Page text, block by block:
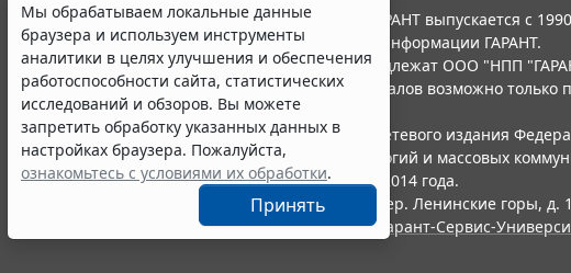
Мы обрабатываем локальные данные
браузера и используем инструменты
аналитики в целях улучшения и обеспечения
работоспособности сайта, статистических
исследований и обзоров. Вы можете
запретить обработку указанных данных в
настройках браузера. Пожалуйста,
ознакомьтесь с условиями их обработки.
Принять
© ООО "НПП "ГАРАНТ-СЕРВИС", 2026. Система ГАРАНТ выпускается с
участниками Российской ассоциации правовой информации ГАРАНТ.
Все права на материалы сайта ГАРАНТ.РУ принадлежат ООО "НПП
Полное или частичное воспроизведение материалов возможно
Правила использования портала.
Портал ГАРАНТ.РУ зарегистрирован в качестве сетевого издания
надзору в сфере связи,информационных технологий и массовых
(Роскомнадзором), Эл № ФС77-58365 от 18 июня 2014 года.
ООО "НПП "ГАРАНТ-СЕРВИС", 119234, г. Москва, тер. Ленинские горы, д.
Разработчик ЭПС Система ГАРАНТ – ООО "НПП "
Гарант-Сервис-